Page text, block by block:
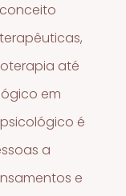
até
em
é
a
e